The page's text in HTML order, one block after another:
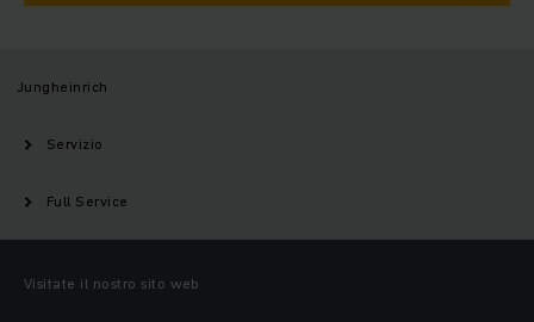
Jungheinrich
Servizio
Full Service
Visitate il nostro sito web